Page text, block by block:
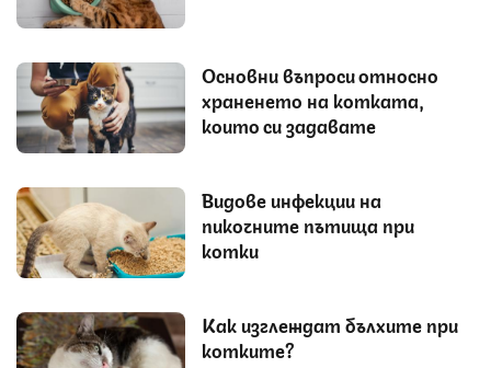
Основни въпроси относно
храненето на котката,
които си задавате
Видове инфекции на
пикочните пътища при
котки
Как изглеждат бълхите при
котките?